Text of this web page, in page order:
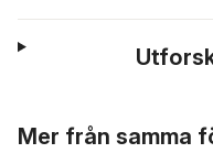
Mer från samma